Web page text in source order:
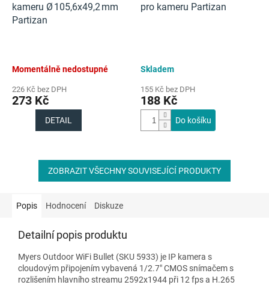
kameru Ø 105,6x49,2 mm
Partizan
Momentálně nedostupné
226 Kč bez DPH
273 Kč
DETAIL
pro kameru Partizan
Skladem
155 Kč bez DPH
188 Kč
Do košíku
ZOBRAZIT VŠECHNY SOUVISEJÍCÍ PRODUKTY
Popis Hodnocení Diskuze
Detailní popis produktu
Myers Outdoor WiFi Bullet (SKU 5933) je IP kamera s
cloudovým připojením vybavená 1/2.7" CMOS snímačem s
rozlišením hlavního streamu 2592x1944 při 12 fps a H.265